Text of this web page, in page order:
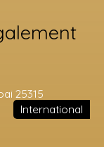
International